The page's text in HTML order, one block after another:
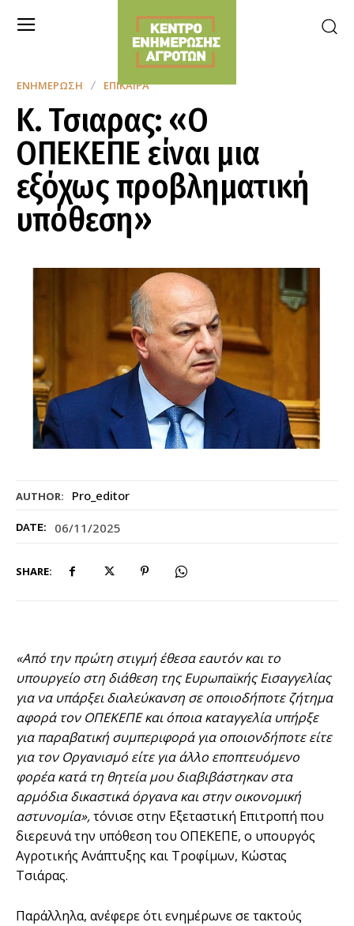
AUTHOR: Pro_editor
DATE: 06/11/2025
SHARE:
ΕΝΗΜΈΡΩΣΗ ΕΠΊΚΑΙΡΑ
Κ. Τσιαρας: «Ο
ΟΠΕΚΕΠΕ είναι μια
εξόχως προβληματική
υπόθεση»
«Από την πρώτη στιγμή έθεσα εαυτόν και το
υπουργείο στη διάθεση της Ευρωπαϊκής Εισαγγελίας
για να υπάρξει διαλεύκανση σε οποιοδήποτε ζήτημα
αφορά τον ΟΠΕΚΕΠΕ και όποια καταγγελία υπήρξε
για παραβατική συμπεριφορά για οποιονδήποτε είτε
για τον Οργανισμό είτε για άλλο εποπτευόμενο
φορέα κατά τη θητεία μου διαβιβάστηκαν στα
αρμόδια δικαστικά όργανα και στην οικονομική
αστυνομία»,τόνισε στην Εξεταστική Επιτροπή που
διερευνά την υπόθεση του ΟΠΕΚΕΠΕ, ο υπουργός
Αγροτικής Ανάπτυξης και Τροφίμων, Κώστας
Τσιάρας.
Παράλληλα, ανέφερε ότι ενημέρωνε σε τακτούς